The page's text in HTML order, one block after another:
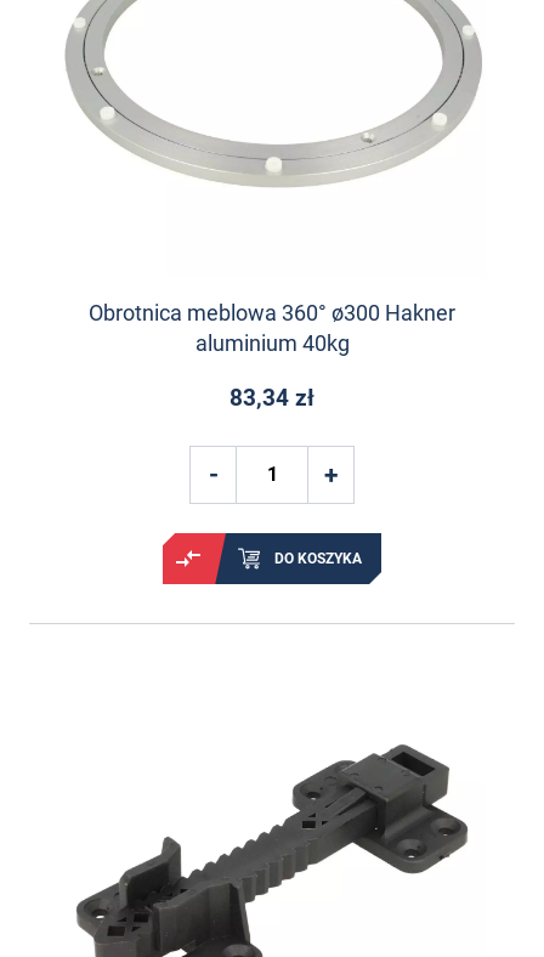
Obrotnica meblowa 360° ø300 Hakner
aluminium 40kg
83,34 zł
DO KOSZYKA